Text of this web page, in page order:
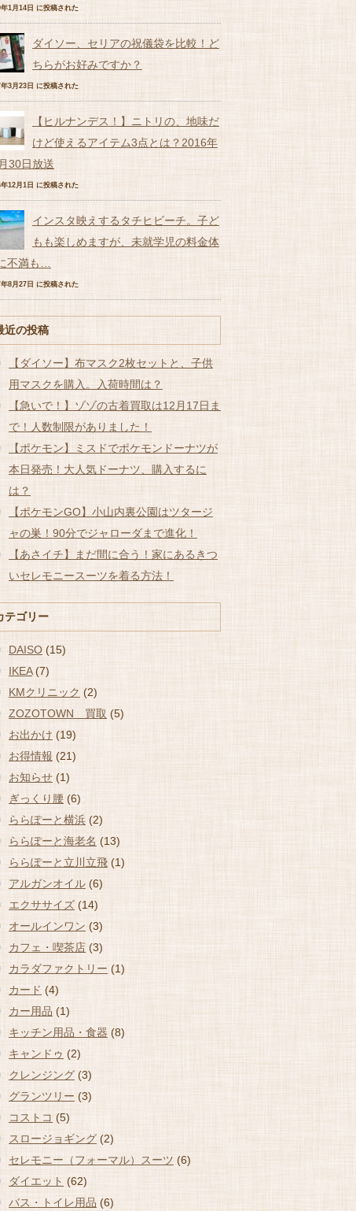
1月14日 に投稿された
ダイソー、セリアの祝儀袋を比較！ど
ちらがお好みですか？
3月23日 に投稿された
【ヒルナンデス！】ニトリの、地味だ
けど使えるアイテム3点とは？2016年
30日放送
12月1日 に投稿された
インスタ映えするタチヒビーチ。子ど
もも楽しめますが、未就学児の料金体
不満も…
8月27日 に投稿された
近の投稿
【ダイソー】布マスク2枚セットと、子供
用マスクを購入。入荷時間は？
【急いで！】ゾゾの古着買取は12月17日ま
で！人数制限がありました！
【ポケモン】ミスドでポケモンドーナツが
本日発売！大人気ドーナツ、購入するに
は？
【ポケモンGO】小山内裏公園はツタージ
ャの巣！90分でジャローダまで進化！
【あさイチ】まだ間に合う！家にあるきつ
いセレモニースーツを着る方法！
テゴリー
DAISO (15)
IKEA(7)
KMクリニック (2)
ZOZOTOWN 買取 (5)
お出かけ (19)
お得情報 (21)
お知らせ (1)
ぎっくり腰 (6)
ららぽーと横浜 (2)
ららぽーと海老名 (13)
ららぽーと立川立飛 (1)
アルガンオイル (6)
エクササイズ (14)
オールインワン (3)
カフェ・喫茶店 (3)
カラダファクトリー (1)
カード (4)
カー用品 (1)
キッチン用品・食器 (8)
キャンドゥ (2)
クレンジング(3)
グランツリー (3)
コストコ (5)
スロージョギング (2)
セレモニー（フォーマル）スーツ (6)
ダイエット (62)
バス・トイレ用品 (6)